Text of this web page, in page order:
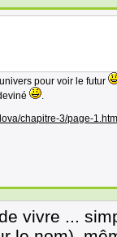
pour voir le futur
.
chapitre-3/page-
vivre ...